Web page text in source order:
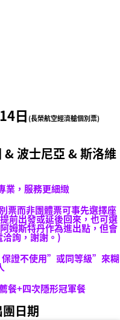
日 (長榮航空經濟艙個別票)
& 波士尼亞 & 斯洛維
業，服務更細緻
票而非團體票可事先選擇座
前出發或延後回來，也可選
姆斯特丹作為進出點，但會
詢，謝謝。)
證不使用”或同等級”來糊
餐+四次隱形冠軍餐
日期